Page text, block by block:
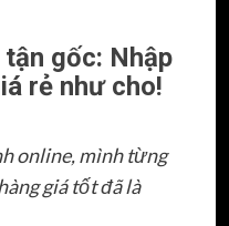
gốc: Nhập
rẻ như cho!
online, mình từng
giá tốt đã là